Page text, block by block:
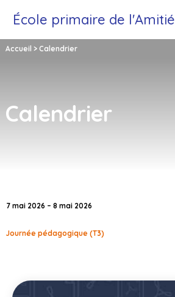
École primaire de l'Amitié
Accueil > Calendrier
Calendrier
7 mai 2026 – 8 mai 2026
Journée pédagogique (T3)